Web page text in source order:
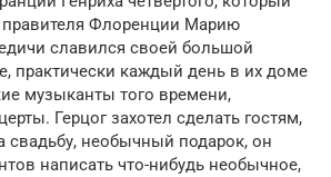
Флоренции Марию
славился своей большой
практически каждый день в их доме
музыканты того времени,
Герцог захотел сделать гостям,
свадьбу, необычный подарок, он
написать что-нибудь необычное,